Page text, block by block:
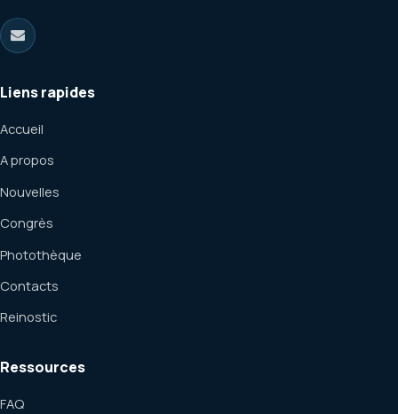
Liens rapides
Accueil
A propos
Nouvelles
Congrès
Photothèque
Contacts
Reinostic
Ressources
FAQ